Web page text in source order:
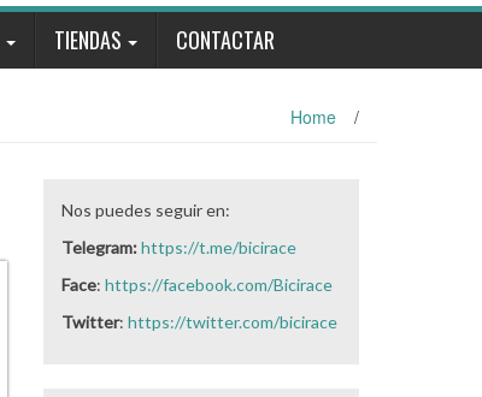
TIENDAS CONTACTAR
Home /
Nos puedes seguir en:
Telegram:https://t.me/bicirace
Face: https://facebook.com/Bicirace
Twitter: https://twitter.com/bicirace